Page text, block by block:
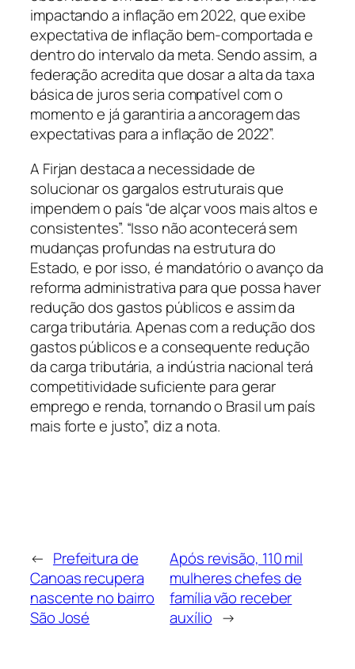
impactando a inflação em 2022, que exibe
expectativa de inflação bem-comportada e
dentro do intervalo da meta. Sendo assim, a
federação acredita que dosar a alta da taxa
básica de juros seria compatível com o
momento e já garantiria a ancoragem das
expectativas para a inflação de 2022”.
A Firjan destaca a necessidade de
solucionar os gargalos estruturais que
impendem o país “de alçar voos mais altos e
consistentes”. “Isso não acontecerá sem
mudanças profundas na estrutura do
Estado, e por isso, é mandatório o avanço da
reforma administrativa para que possa haver
redução dos gastos públicos e assim da
carga tributária. Apenas com a redução dos
gastos públicos e a consequente redução
da carga tributária, a indústria nacional terá
competitividade suficiente para gerar
emprego e renda, tornando o Brasil um país
mais forte e justo”, diz a nota.
← Prefeitura de
Canoas recupera
nascente no bairro
São José
Após revisão, 110 mil
mulheres chefes de
família vão receber
auxílio →